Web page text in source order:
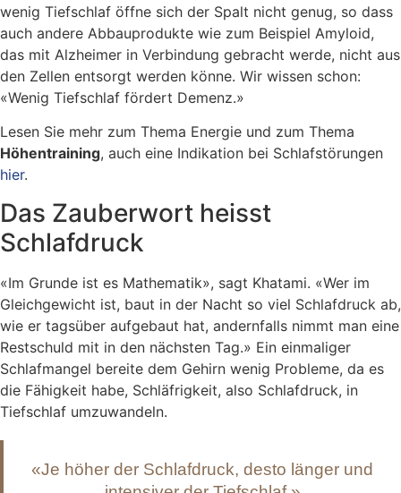
wenig Tiefschlaf öffne sich der Spalt nicht genug, so dass
auch andere Abbauprodukte wie zum Beispiel Amyloid,
das mit Alzheimer in Verbindung gebracht werde, nicht aus
den Zellen entsorgt werden könne. Wir wissen schon:
«Wenig Tiefschlaf fördert Demenz.»
Lesen Sie mehr zum Thema Energie und zum Thema
Höhentraining, auch eine Indikation bei Schlafstörungen
hier.
Das Zauberwort heisst
Schlafdruck
«Im Grunde ist es Mathematik», sagt Khatami. «Wer im
Gleichgewicht ist, baut in der Nacht so viel Schlafdruck ab,
wie er tagsüber aufgebaut hat, andernfalls nimmt man eine
Restschuld mit in den nächsten Tag.» Ein einmaliger
Schlafmangel bereite dem Gehirn wenig Probleme, da es
die Fähigkeit habe, Schläfrigkeit, also Schlafdruck, in
Tiefschlaf umzuwandeln.
«Je höher der Schlafdruck, desto länger und